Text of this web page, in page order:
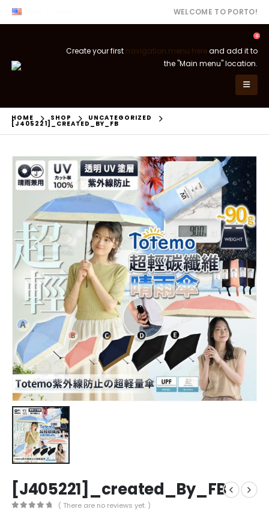
WELCOME TO PORTO!
0
Create your first navigation menu hereand add it to
the "Main menu" location.
HOME SHOP UNCATEGORIZED
[J405221]_CREATED_BY_FB
[J405221]_created_By_FB
( There are no reviews yet. )